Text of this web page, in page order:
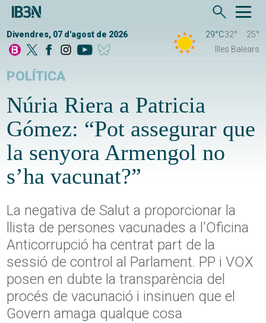
Divendres, 07 d'agost de 2026 29°C32°
25°
Illes Balears
POLÍTICA
Núria Riera a Patricia
Gómez: “Pot assegurar que
la senyora Armengol no
s’ha vacunat?”
La negativa de Salut a proporcionar la
llista de persones vacunades a l'Oficina
Anticorrupció ha centrat part de la
sessió de control al Parlament. PP i VOX
posen en dubte la transparència del
procés de vacunació i insinuen que el
Govern amaga qualque cosa